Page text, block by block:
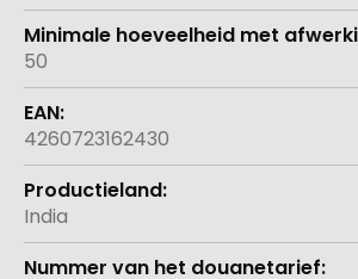
50
4260723162430
India